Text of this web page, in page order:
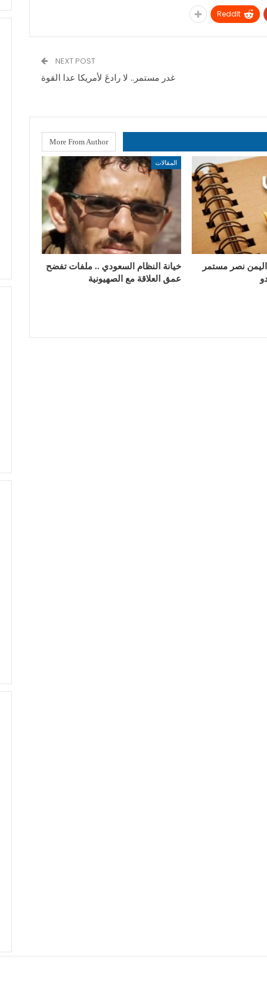
ReddIt
NEXT POST
غدر مستمر.. لا رادعَ لأمريكا عدا القوة
More From Author
نصر مستمر
المقالات
خيانة النظام السعودي .. ملفات تفضح
عمق العلاقة مع الصهيونية